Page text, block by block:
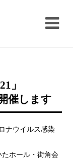
」
催します
ナウイルス感染
たホール・街角会